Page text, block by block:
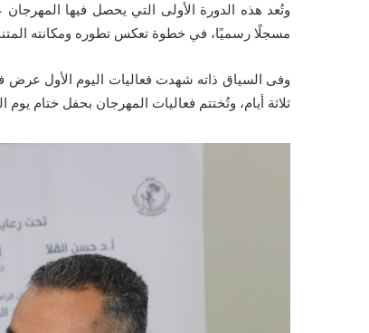
وتُعد هذه الدورة الأولى التي يحصل فيها المهرجان
مسجلًا رسميًا، في خطوة تعكس تطوره ومكانته
وفى السياق ذاته شهدت فعاليات اليوم الأول عرض
ثلاثة أيام، وتُختتم فعاليات المهرجان بحفل ختام يوم